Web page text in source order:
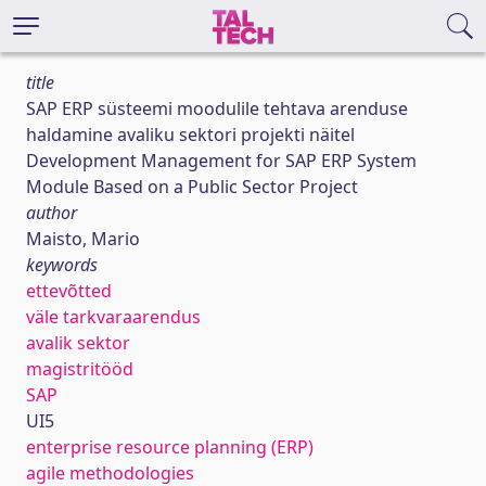
title
SAP ERP süsteemi moodulile tehtava arenduse
haldamine avaliku sektori projekti näitel
Development Management for SAP ERP System
Module Based on a Public Sector Project
author
Maisto, Mario
keywords
ettevõtted
väle tarkvaraarendus
avalik sektor
magistritööd
SAP
UI5
enterprise resource planning (ERP)
agile methodologies